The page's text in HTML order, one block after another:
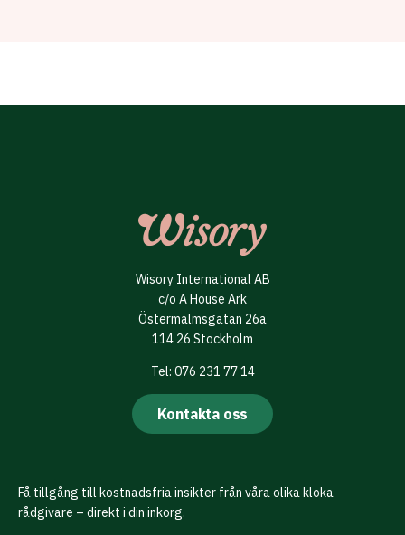
Wisory International AB
c/o A House Ark
Östermalmsgatan 26a
114 26 Stockholm
Tel: 076 231 77 14
Kontakta oss
Få tillgång till kostnadsfria insikter från våra olika kloka
rådgivare – direkt i din inkorg.